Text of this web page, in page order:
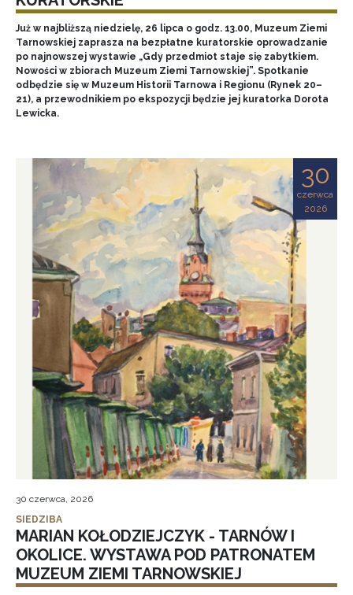
Już w najbliższą niedzielę, 26 lipca o godz. 13.00, Muzeum Ziemi
Tarnowskiej zaprasza na bezpłatne kuratorskie oprowadzanie
po najnowszej wystawie „Gdy przedmiot staje się zabytkiem.
Nowości w zbiorach Muzeum Ziemi Tarnowskiej”. Spotkanie
odbędzie się w Muzeum Historii Tarnowa i Regionu (Rynek 20–
21), a przewodnikiem po ekspozycji będzie jej kuratorka Dorota
Lewicka.
30
czerwca
2026
30 czerwca, 2026
SIEDZIBA
MARIAN KOŁODZIEJCZYK - TARNÓW I
OKOLICE. WYSTAWA POD PATRONATEM
MUZEUM ZIEMI TARNOWSKIEJ